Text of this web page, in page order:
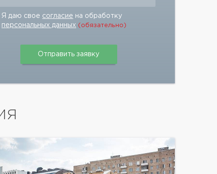
Я даю свое согласие на обработку
персональных данных (обязательно)